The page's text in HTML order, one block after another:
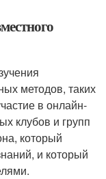
методов, таких
в онлайн-
клубов и групп
который
и который